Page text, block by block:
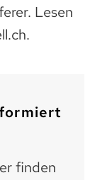
Lesen
finden